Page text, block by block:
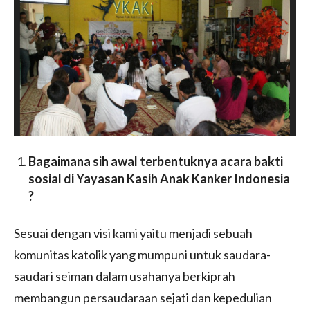
Bagaimana sih awal terbentuknya acara bakti
sosial di Yayasan Kasih Anak Kanker Indonesia
?
Sesuai dengan visi kami yaitu menjadi sebuah
komunitas katolik yang mumpuni untuk saudara-
saudari seiman dalam usahanya berkiprah
membangun persaudaraan sejati dan kepedulian